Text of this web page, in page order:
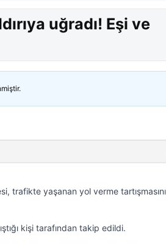
uğradı! Eşi ve
trafikte yaşanan yol verme
kişi tarafından takip edildi.